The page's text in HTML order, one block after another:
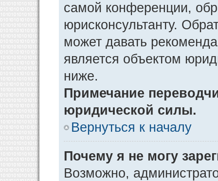
самой конференции,
юрисконсультанту.
может давать
является объектом
ниже.
Примечание
юридической силы.
Вернуться к началу
Почему я не могу
Возможно,